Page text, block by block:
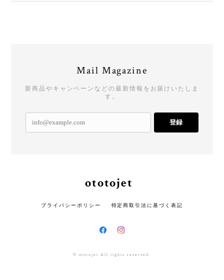
Mail Magazine
新商品やキャンペーンなどの最新情報をお届けいたしま
す。
登録
ototojet
プライバシーポリシー 特定商取引法に基づく表記
© ototojet All rights reserved.